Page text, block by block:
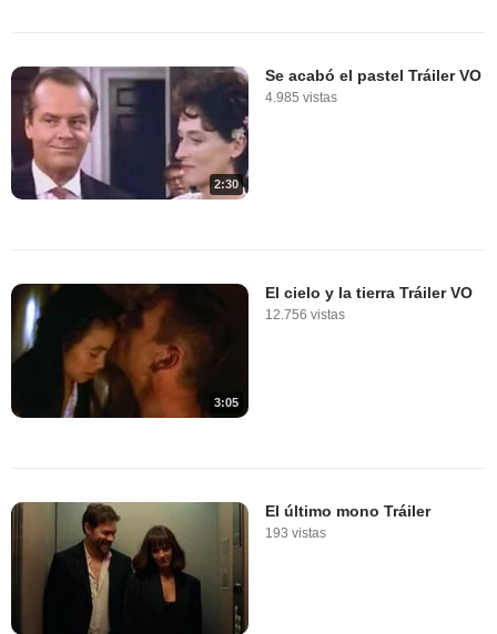
2:30
Se acabó el pastel Tráiler VO
4.985 vistas
3:05
El cielo y la tierra Tráiler VO
12.756 vistas
El último mono Tráiler
193 vistas